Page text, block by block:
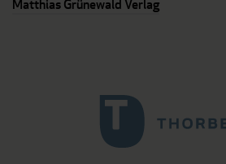
Matthias Grünewald Verlag